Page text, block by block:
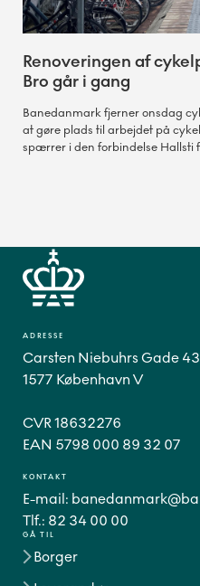
Renoveringen af
Bro går i gang
Banedanmark fjerner onsdag
at gøre plads til arbejdet på
spærrer i den forbindelse Hallsti
GÅ TIL
Borger
ADRESSE
Carsten Niebuhrs Gade 43
1577 København V
CVR 18632276
EAN 5798 000 89 32 07
KONTAKT
E-mail:
Tlf.: 82 34 00 00